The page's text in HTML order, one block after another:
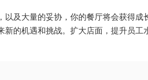
以及大量的妥协，你的餐厅将会获得
新的机遇和挑战。扩大店面，提升员